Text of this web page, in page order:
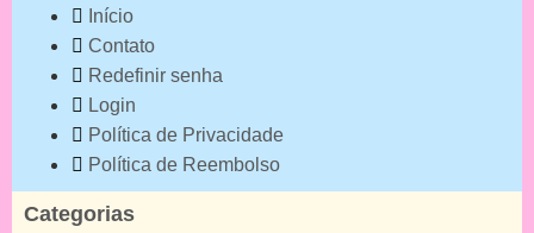
Início
Contato
Redefinir senha
Login
Política de Privacidade
Política de Reembolso
Categorias